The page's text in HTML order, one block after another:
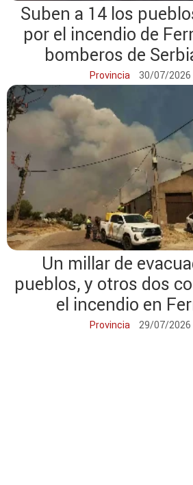
Suben a 14 los
por el incendio de
bomberos de
Cantabria
Provincia 30/07/2026
Un millar de
pueblos, y otros dos
el incendio en
Provincia 29/07/2026